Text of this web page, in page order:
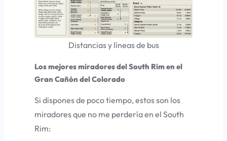
Distancias y líneas de bus
Los mejores miradores del South Rim en el
Gran Cañón del Colorado
Si dispones de poco tiempo, estos son los
miradores que no me perdería en el South
Rim: